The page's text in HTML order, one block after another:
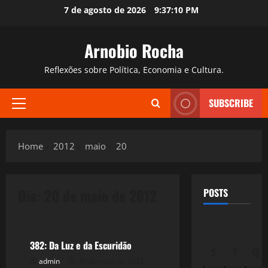
7 de agosto de 2026 9:37:11 PM
Arnobio Rocha
Reflexões sobre Política, Economia e Cultura.
Primary
SUBSCRIBE
Home 2012 maio 20
382: Da Luz e da Escuridão
admin
POSTS